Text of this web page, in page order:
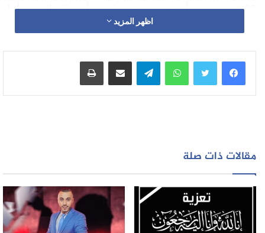
28سنة سبق له أن قدم في غير ما مرة أمام العدالة من أجل
هذا وقد ثم اقتياده من طرف عناصر الشرطة الى المنطقة
الأمنية من أجل تعميق البحث معه ووضعه تحث تدابير الحراسة
النظرية في انتظار عرضه على النيابة العامة بمحكمة
اظهر المزيد
واتساب تيلقرام مشاركة عبر البريد طباعة
مقالات ذات صلة